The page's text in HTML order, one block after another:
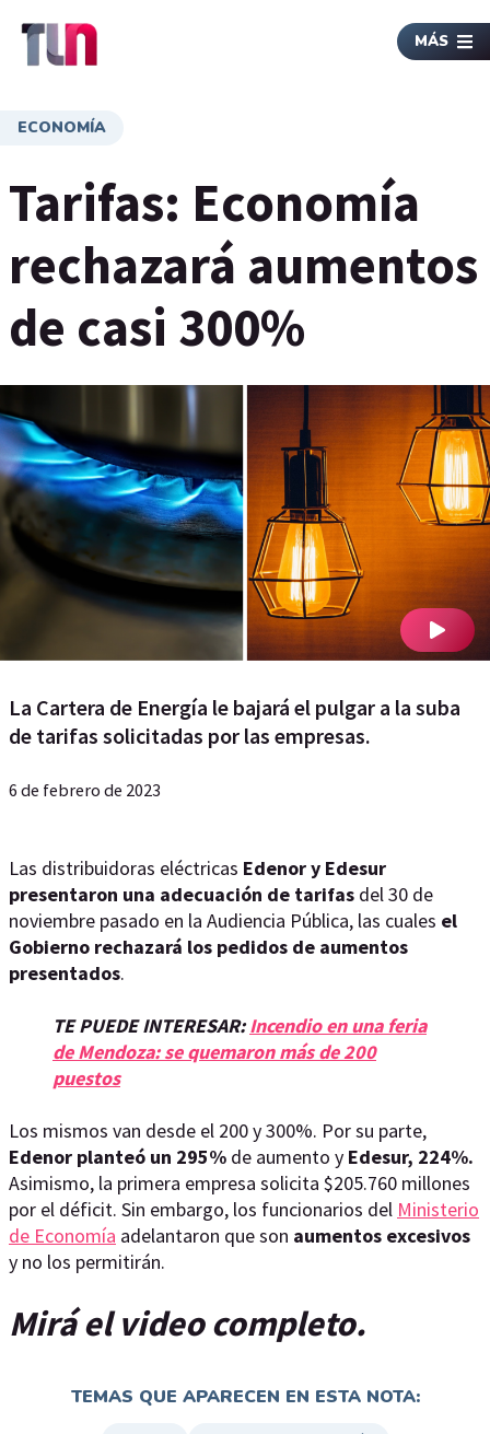
MÁS
ECONOMÍA
Tarifas: Economía
rechazará aumentos
de casi 300%
La Cartera de Energía le bajará el pulgar a la suba
de tarifas solicitadas por las empresas.
6 de febrero de 2023
Las distribuidoras eléctricas Edenor y Edesur
presentaron una adecuación de tarifas del 30 de
noviembre pasado en la Audiencia Pública, las cuales el
Gobierno rechazará los pedidos de aumentos
presentados.
TE PUEDE INTERESAR:Incendio en una feria
de Mendoza: se quemaron más de 200
puestos
Los mismos van desde el 200 y 300%. Por su parte,
Edenor planteó un 295% de aumento y Edesur, 224%.
Asimismo, la primera empresa solicita $205.760 millones
por el déficit. Sin embargo, los funcionarios del Ministerio
de Economía adelantaron que son aumentos excesivos
y no los permitirán.
Mirá el video completo.
TEMAS QUE APARECEN EN ESTA NOTA: